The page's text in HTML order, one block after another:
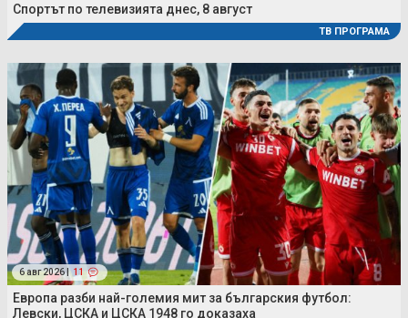
Спортът по телевизията днес, 8 август
ТВ ПРОГРАМА
6 авг 2026 | 11
Европа разби най-големия мит за българския футбол:
Левски, ЦСКА и ЦСКА 1948 го доказаха